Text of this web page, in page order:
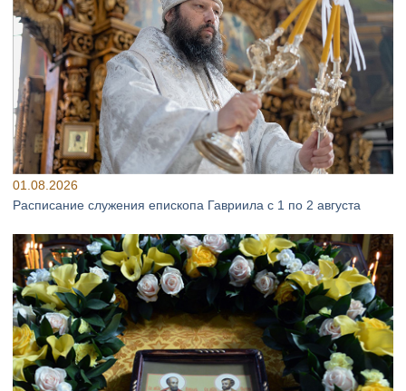
01.08.2026
Расписание служения епископа Гавриила с 1 по 2 августа